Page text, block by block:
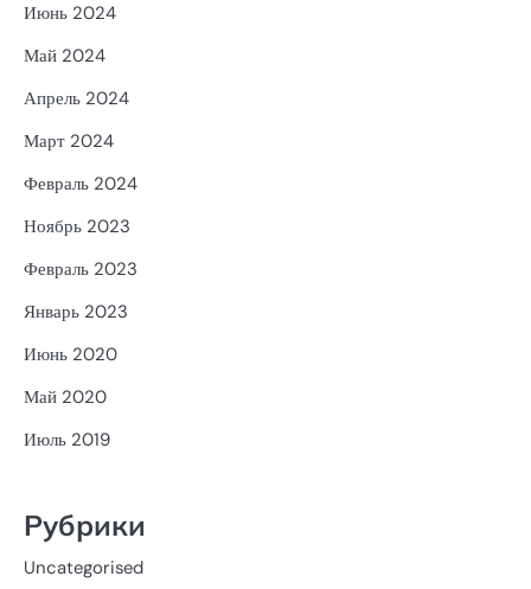
Июнь 2024
Май 2024
Апрель 2024
Март 2024
Февраль 2024
Ноябрь 2023
Февраль 2023
Январь 2023
Июнь 2020
Май 2020
Июль 2019
Рубрики
Uncategorised